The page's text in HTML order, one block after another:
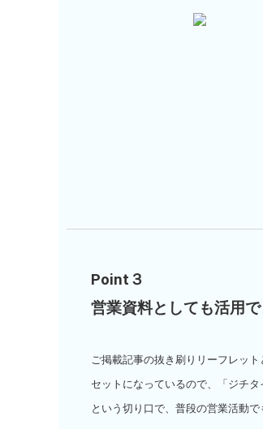
Point３
営業資料としても活用
ご掲載記事の抜き刷りリーフレット
セットになっているので、「ジチタ
という切り口で、 普段の営業活動で